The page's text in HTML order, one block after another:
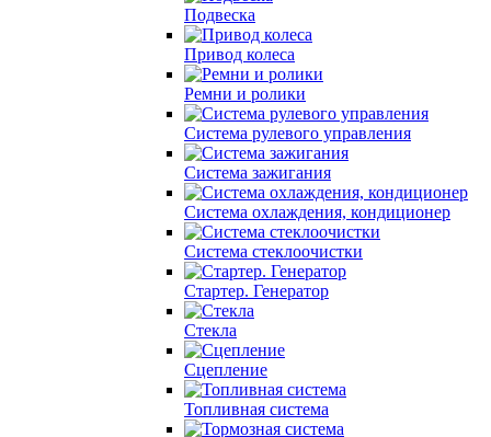
Подвеска
Привод колеса
Ремни и ролики
Система рулевого управления
Система зажигания
Система охлаждения, кондиционер
Система cтеклоочистки
Стартер. Генератор
Стекла
Сцепление
Топливная система